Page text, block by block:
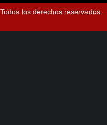
Todos los derechos reservados.